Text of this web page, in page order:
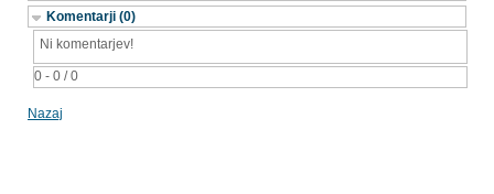
Komentarji (0)
0 - 0 / 0
Ni komentarjev!
Nazaj